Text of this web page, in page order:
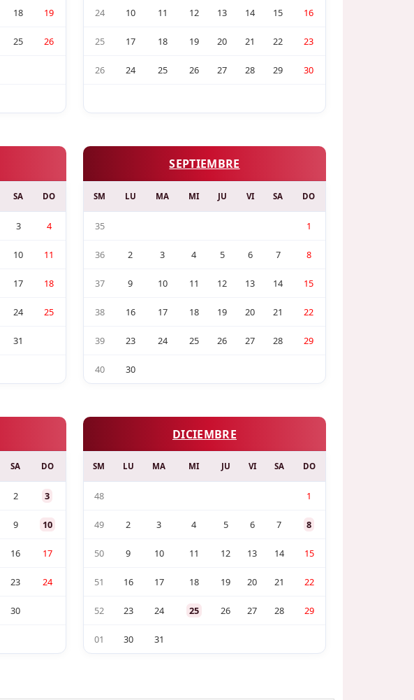
18 19
25 26
24 10 11 12 13 14 15 16
25 17 18 19 20 21 22 23
26 24 25 26 27 28 29 30
SA DO
3 4
10 11
17 18
24 25
31
SEPTIEMBRE
SM LU MA MI JU VI SA DO
35 1
36 2 3 4 5 6 7 8
37 9 10 11 12 13 14 15
38 16 17 18 19 20 21 22
39 23 24 25 26 27 28 29
40 30
SA DO
2 3
9 10
16 17
23 24
30
DICIEMBRE
SM LU MA MI JU VI SA DO
48 1
49 2 3 4 5 6 7 8
50 9 10 11 12 13 14 15
51 16 17 18 19 20 21 22
52 23 24 25 26 27 28 29
01 30 31